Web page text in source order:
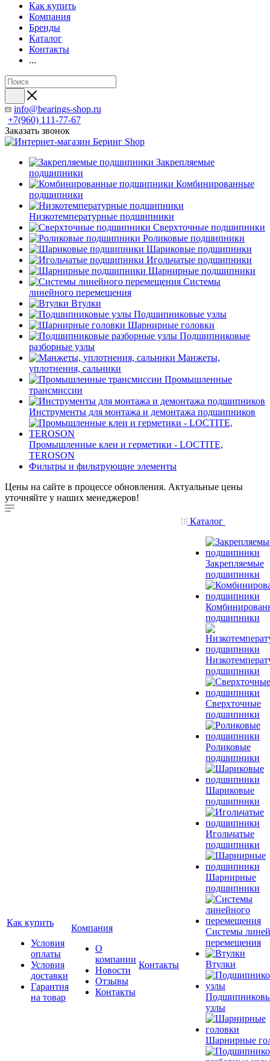
Как купить
Компания
Бренды
Каталог
Контакты
...
info@bearings-shop.ru
+7(960) 111-77-67
Заказать звонок
Закрепляемые
подшипники
Комбинированные
подшипники
Низкотемпературные подшипники
Сверхточные подшипники
Роликовые подшипники
Шариковые подшипники
Игольчатые подшипники
Шарнирные подшипники
Системы
линейного перемещения
Втулки
Подшипниковые узлы
Шарнирные головки
Подшипниковые
разборные узлы
Манжеты,
уплотнения, сальники
Промышленные
трансмиссии
Инструменты для монтажа и демонтажа подшипников
Промышленные клеи и герметики - LOCTITE,
TEROSON
Фильтры и фильтрующие элементы
Цены на сайте в процессе обновления. Актуальные цены
уточняйте у наших менеджеров!
Как купить
Условия
оплаты
Условия
доставки
Гарантия
на товар
Компания
О
компании
Новости
Отзывы
Контакты
Контакты
Каталог
Закрепляемые
подшипники
подшипники
подшипники
Сверхточные
подшипники
Роликовые
подшипники
Шариковые
подшипники
Игольчатые
подшипники
Шарнирные
подшипники
Системы
перемещения
Втулки
узлы
Шарнирные